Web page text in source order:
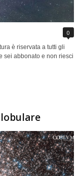
0
è riservata a tutti gli
sei abbonato e non riesci